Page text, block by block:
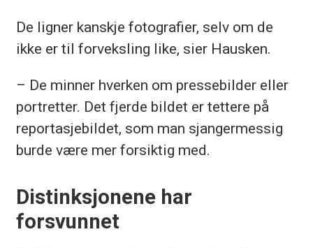
De ligner kanskje fotografier, selv om de
ikke er til forveksling like, sier Hausken.
– De minner hverken om pressebilder eller
portretter. Det fjerde bildet er tettere på
reportasjebildet, som man sjangermessig
burde være mer forsiktig med.
Distinksjonene har
forsvunnet